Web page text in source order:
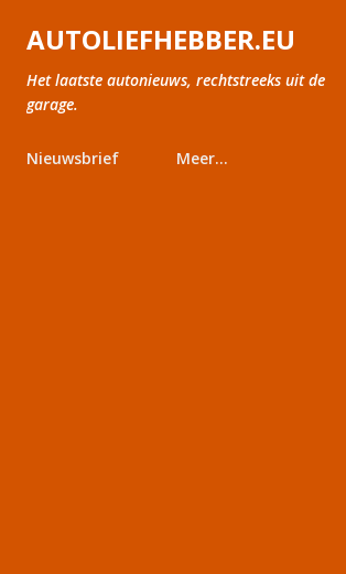
Doorgaan naar hoofdcontent
AUTOLIEFHEBBER.EU
Het laatste autonieuws, rechtstreeks uit de
garage.
Nieuwsbrief Meer…